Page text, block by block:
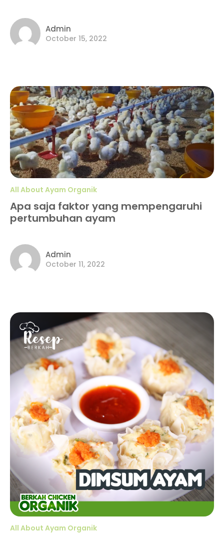
Admin
October 15, 2022
All About Ayam Organik
Apa saja faktor yang mempengaruhi
pertumbuhan ayam
Admin
October 11, 2022
All About Ayam Organik